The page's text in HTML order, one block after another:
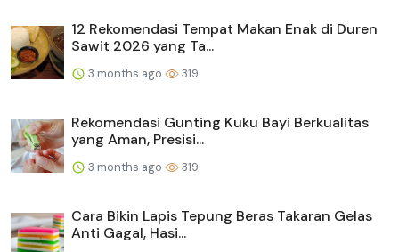
12 Rekomendasi Tempat Makan Enak di Duren
Sawit 2026 yang Ta...
3 months ago 319
Rekomendasi Gunting Kuku Bayi Berkualitas
yang Aman, Presisi...
3 months ago 319
Cara Bikin Lapis Tepung Beras Takaran Gelas
Anti Gagal, Hasi...